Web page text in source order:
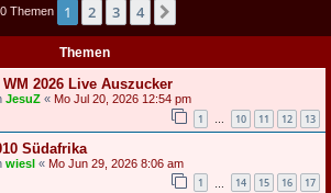
Themen 1 2 3 4
Themen
2026 Live Auszucker
JesuZ « Mo Jul 20, 2026 12:54 pm
1 … 10 11 12 13
Südafrika
wiesl « Mo Jun 29, 2026 8:06 am
1 14 15 16 17